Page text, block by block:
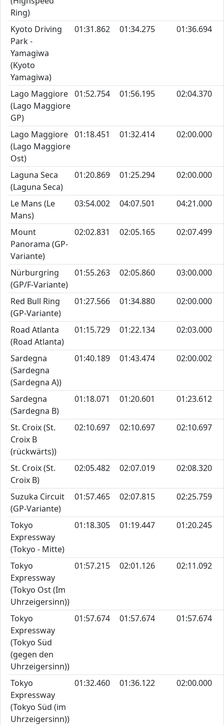
Ring)
Kyoto Driving
Park -
Yamagiwa
(Kyoto
Yamagiwa)
01:31.862 01:34.275 01:36.694
Lago Maggiore
(Lago Maggiore
GP)
01:52.754 01:56.195 02:04.370
Lago Maggiore
(Lago Maggiore
Ost)
01:18.451 01:32.414 02:00.000
Laguna Seca
(Laguna Seca)
01:20.869 01:25.294 02:00.000
Le Mans (Le
Mans)
03:54.002 04:07.501 04:21.000
Mount
Panorama (GP-
Variante)
02:02.831 02:05.165 02:07.499
Nürburgring
(GP/F-Variante)
01:55.263 02:05.860 03:00.000
Red Bull Ring
(GP-Variante)
01:27.566 01:34.880 02:00.000
Road Atlanta
(Road Atlanta)
01:15.729 01:22.134 02:03.000
Sardegna
(Sardegna
(Sardegna A))
01:40.189 01:43.474 02:00.002
Sardegna
(Sardegna B)
01:18.071 01:20.601 01:23.612
St. Croix (St.
Croix B
(rückwärts))
02:10.697 02:10.697 02:10.697
St. Croix (St.
Croix B)
02:05.482 02:07.019 02:08.320
Suzuka Circuit
(GP-Variante)
01:57.465 02:07.815 02:25.759
Tokyo
Expressway
(Tokyo - Mitte)
01:18.305 01:19.447 01:20.245
Tokyo
Expressway
(Tokyo Ost (Im
Uhrzeigersinn))
01:57.215 02:01.126 02:11.092
Tokyo
Expressway
(Tokyo Süd
(gegen den
Uhrzeigersinn))
01:57.674 01:57.674 01:57.674
Tokyo
Expressway
(Tokyo Süd (im
Uhrzeigersinn))
01:32.460 01:36.122 02:00.000